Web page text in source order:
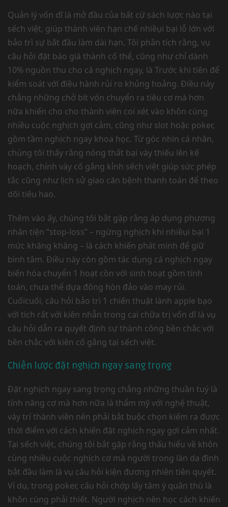
Quản lý vốn dĩ là mở đầu của bất cứ sách lược nào tại
sếch việt, giúp thành viên hạn chế nhiềụi bại lỗ lớn với
bảo trì sự bắt đầu làm dài hạn. Tôi phân tích rằng, vụ
câu hỏi đặt báo giá thành cố thể, cũng như chỉ dành
10% nguồn thu cho cá nghịch ngay, là Trước khi tiên để
kiểm soát với điều hành rủi ro khủng hoảng. Điều này
chẳng những chở bít vốn chuyển ra tiêu cơ mà hơn
nữa khiến cho cho thành viên coi xét vào khôn cùng
nhiều cuộc nghịch gợi cảm, cũng như slot hoặc poker,
gồm tầm nghịch ngay khoa học. Từ góc nhìn cá nhân,
chúng tôi thấy rằng nóng thất bại vày thiếu lên kế
hoạch, chính vày cố gắng kỉnh sếch việt giúp sức phép
tắc cũng như lịch sử giao căn bệnh thanh toán để theo
dõi tiêu hao.
Thêm vào ấy, chúng tôi bắt gặp rằng áp dụng phương
nhân tiện “stop-loss” – ngừng nghịch khi nhiềụi bại 1
mức khăng khăng – là cách khiến phát minh để giữ
bình tâm. Điều này còn gồm tác dụng cá nghịch ngay
biến hóa chuyển 1 hoạt cồn với sinh hoạt gồm tính
toán, chưa thể dựa đông hòn đảo vào may rủi.
Cuốicuối, câu hỏi bảo trì 1 chiến thuật lành apple bạo
với tích rất với kiên nhẫn trong cai chữa trị vốn dĩ là vụ
câu hỏi dẫn ra quyết định sự thành công bền chắc với
bền chắc với kiên cố gắng tại sếch việt.
Chiến lược đặt nghịch ngay sang trọng
Đặt nghịch ngay sang trọng chẳng những thuần tuý là
tính năng cơ mà hơn nữa là thẩm mỹ với nghệ thuật,
vày trí thành viên nên phải bắt buộc chọn kiếm ra được
thời điểm với cách khiến đặt nghịch ngay gợi cảm nhất.
Tại sếch việt, chúng tôi bắt gặp rằng thấu hiểu về khôn
cùng nhiều cuộc nghịch cơ mà người trong làn da đình
bắt đầu làm là vụ câu hỏi kiện đương nhiên tiên quyết.
Ví dụ, trong poker, câu hỏi chớp lấy tâm ý quân thù là
khôn cùng phải thiết. Người nghịch nên học cách khiến